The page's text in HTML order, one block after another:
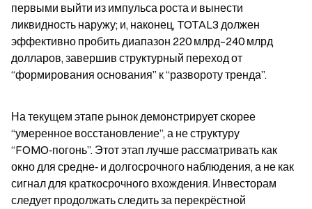
первыми выйти из импульса роста и вынести
ликвидность наружу; и, наконец, TOTAL3 должен
эффективно пробить диапазон 220 млрд–240 млрд
долларов, завершив структурный переход от
“формирования основания” к “развороту тренда”.
На текущем этапе рынок демонстрирует скорее
“умеренное восстановление”, а не структуру
“FOMO‑погонь”. Этот этап лучше рассматривать как
окно для средне‑ и долгосрочного наблюдения, а не как
сигнал для краткосрочного вхождения. Инвесторам
следует продолжать следить за перекрёстной